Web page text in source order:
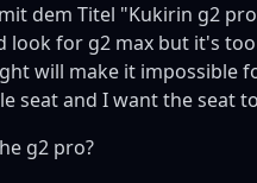
dem Titel "Kukirin g2
look for g2 max but it's
will make it impossible
seat and I want the seat
g2 pro?